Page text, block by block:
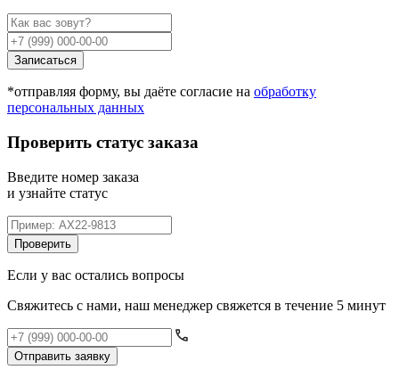
Записаться
*отправляя форму, вы даёте согласие на обработку
персональных данных
Проверить статус заказа
Введите номер заказа
и узнайте статус
Проверить
Если у вас остались вопросы
Свяжитесь с нами, наш менеджер свяжется в течение 5 минут
Отправить заявку